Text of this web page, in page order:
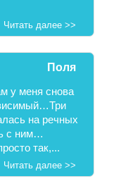
Читать далее >>
Поля
у меня снова
на речных
с ним…
так,...
Читать далее >>